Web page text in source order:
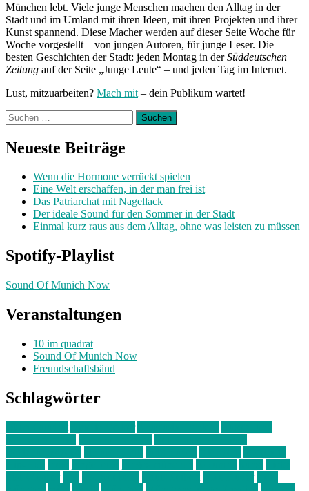
München lebt. Viele junge Menschen machen den Alltag in der
Stadt und im Umland mit ihren Ideen, mit ihren Projekten und ihrer
Kunst spannend. Diese Macher werden auf dieser Seite Woche für
Woche vorgestellt – von jungen Autoren, für junge Leser. Die
besten Geschichten der Stadt: jeden Montag in derSüddeutschen
Zeitung auf der Seite „Junge Leute“ – und jeden Tag im Internet.
Lust, mitzuarbeiten? Mach mit – dein Publikum wartet!
Suchen
nach:
Neueste Beiträge
Wenn die Hormone verrückt spielen
Eine Welt erschaffen, in der man frei ist
Das Patriarchat mit Nagellack
Der ideale Sound für den Sommer in der Stadt
Einmal kurz raus aus dem Alltag, ohne was leisten zu müssen
Spotify-Playlist
Sound Of Munich Now
Veranstaltungen
10 im quadrat
Sound Of Munich Now
Freundschaftsbänd
Schlagwörter